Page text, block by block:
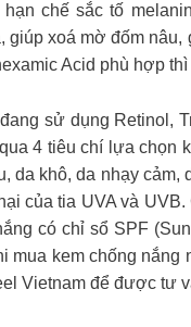
chế sắc tố
xoá mờ đốm
Acid phù hợp
sử dụng Retinol,
4 tiêu chí lựa chọn
khô, da nhạy
của tia UVA và
có chỉ sổ SPF
kem chống
Vietnam để được tư